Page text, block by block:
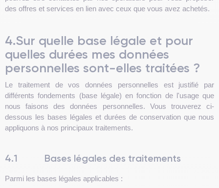
des offres et services en lien avec ceux que vous avez achetés.
4.Sur quelle base légale et pour
quelles durées mes données
personnelles sont-elles traitées ?
Le traitement de vos données personnelles est justifié par
différents fondements (base légale) en fonction de l'usage que
nous faisons des données personnelles. Vous trouverez ci-
dessous les bases légales et durées de conservation que nous
appliquons à nos principaux traitements.
4.1 Bases légales des traitements
Parmi les bases légales applicables :